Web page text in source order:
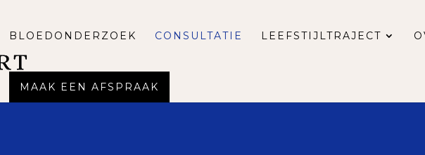
BLOEDONDERZOEK CONSULTATIE LEEFSTIJLTRAJECT
MAAK EEN AFSPRAAK